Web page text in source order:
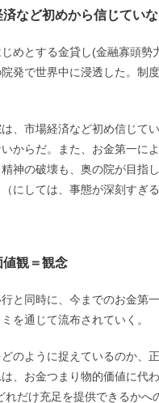
など初めから信じてい
めとする金貸し(金融寡頭
発で世界中に浸透した。制
、市場経済など初め信じて
からだ。また、お金第一に
神の破壊も、奥の院が目指
にしては、事態が深刻すぎる
観＝観念
と同時に、今までのお金第
を通じて流布されていく。
のように捉えているのか、
、お金つまり物的価値に代
れだけ充足を提供できるか